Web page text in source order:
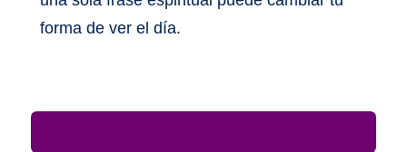
forma de ver el día.